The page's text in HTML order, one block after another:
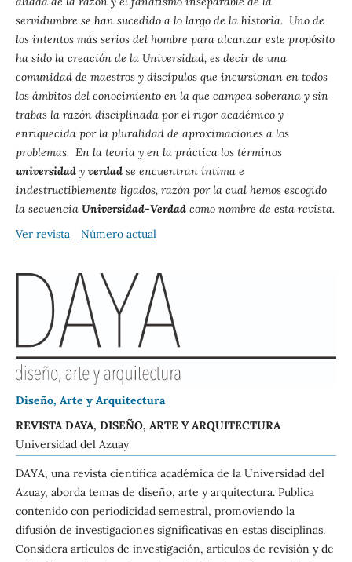
servidumbre se han sucedido a lo largo de la historia. Uno de
los intentos más serios del hombre para alcanzar este propósito
ha sido la creación de la Universidad, es decir de una
comunidad de maestros y discípulos que incursionan en todos
los ámbitos del conocimiento en la que campea soberana y sin
trabas la razón disciplinada por el rigor académico y
enriquecida por la pluralidad de aproximaciones a los
problemas. En la teoría y en la práctica los términos
universidady verdadse encuentran íntima e
indestructiblemente ligados, razón por la cual hemos escogido
la secuencia Universidad-Verdadcomo nombre de esta revista.
Ver revista
Número actual
Diseño, Arte y Arquitectura
REVISTA DAYA, DISEÑO, ARTE Y ARQUITECTURA
Universidad del Azuay
DAYA, una revista científica académica de la Universidad del
Azuay, aborda temas de diseño, arte y arquitectura. Publica
contenido con periodicidad semestral, promoviendo la
difusión de investigaciones significativas en estas disciplinas.
Considera artículos de investigación, artículos de revisión y de